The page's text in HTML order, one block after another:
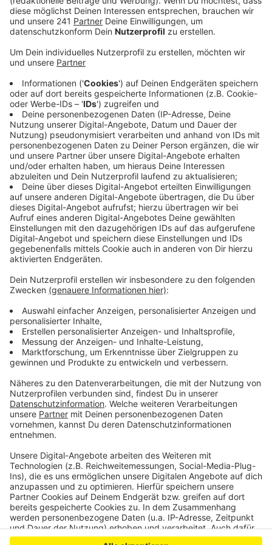
Anzeige
Anzeige
Die soll den Schülern dabei helfen, ihre Interessen und
Qualitäten besser kennenzulernen. Und auch die Eltern
spielen bei diesem Prozess eine wichtige Rolle. Für sie
gibt es jetzt spezielle Infoabende, um mehr zum
Thema zu erfahren. Insgesamt drei Termine, sowohl
online als auch in Präsenz hat die Stadt dafür
angesetzt – der erste findet kommenden Montag
statt. Weitere Infos und einen Link zur Anmeldung gibt
´s hier.
Anzeige
Mehr Meldungen von hier:
Wiederaufbau nach Brand in Leverkusener Sporthalle
Stadt arbeitet Flutschäden in Leverkusen ab
Polizei Großübung in Leverkusens Nachbarstadt
Anzeige
Anzeige